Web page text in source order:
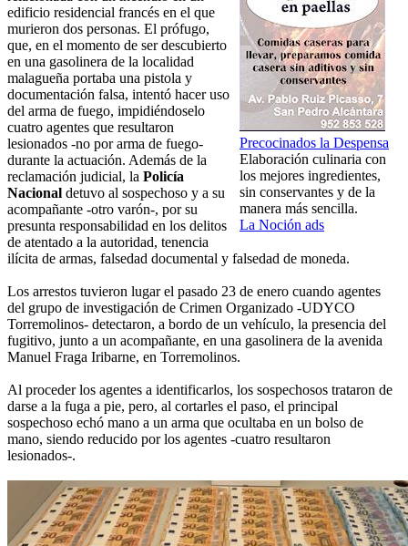
Precocinados la Despensa
Elaboración culinaria con
los mejores ingredientes,
sin conservantes y de la
manera más sencilla.
La Noción ads
edificio residencial francés en el que
murieron dos personas. El prófugo,
que, en el momento de ser descubierto
en una gasolinera de la localidad
malagueña portaba una pistola y
documentación falsa, intentó hacer uso
del arma de fuego, impidiéndoselo
cuatro agentes que resultaron
lesionados -no por arma de fuego-
durante la actuación. Además de la
reclamación judicial, la Policía
Nacional detuvo al sospechoso y a su
acompañante -otro varón-, por su
presunta responsabilidad en los delitos
de atentado a la autoridad, tenencia
ilícita de armas, falsedad documental y falsedad de moneda.
Los arrestos tuvieron lugar el pasado 23 de enero cuando agentes
del grupo de investigación de Crimen Organizado -UDYCO
Torremolinos- detectaron, a bordo de un vehículo, la presencia del
fugitivo, junto a un acompañante, en una gasolinera de la avenida
Manuel Fraga Iribarne, en Torremolinos.
Al proceder los agentes a identificarlos, los sospechosos trataron de
darse a la fuga a pie, pero, al cortarles el paso, el principal
sospechoso echó mano a un arma que ocultaba en un bolso de
mano, siendo reducido por los agentes -cuatro resultaron
lesionados-.